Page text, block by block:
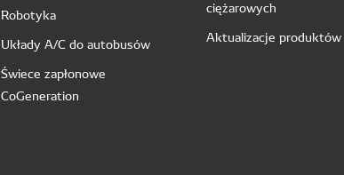
Robotyka
Układy A/C do autobusów
Świece zapłonowe
CoGeneration
ciężarowych
Aktualizacje produktów